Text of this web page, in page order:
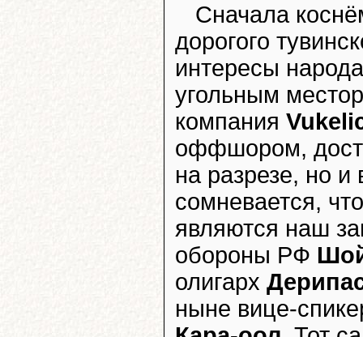
Сначала
дорогого
интересы
угольным
компания
оффшором,
на разрезе, но и
сомневается,
являются наш
обороны РФ
олигарх
ныне вице-